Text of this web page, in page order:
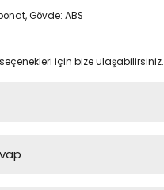
Gövde: ABS
seçenekleri için bize ulaşabilirsiniz.